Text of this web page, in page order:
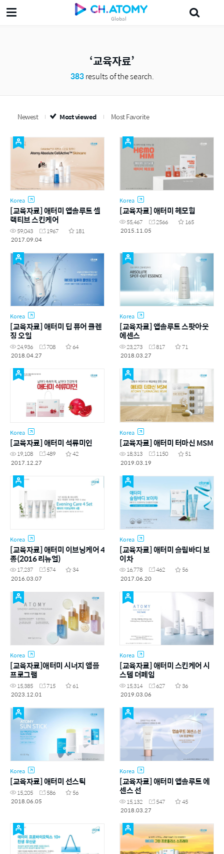
Global
교육자료
383results of the search.
Newest Most viewed Most Favorite
Korea
[교육자료] 애터미 앱솔루트 셀
랙티브 스킨케어
59,043 1967
181
2017.09.04
Korea
[교육자료] 애터미 헤모힘
55,467 2566
165
2015.11.05
Korea
[교육자료] 애터미 딥 퓨어 클렌
징 오일
24,936 708
64
2018.04.27
Korea
[교육자료] 앱솔루트 스팟아웃
에센스
23,273 817
71
2018.03.27
Korea
[교육자료] 애터미 석류미인
19,108 489
42
2017.12.27
Korea
[교육자료] 애터미 터마신 MSM
18,313 1150
51
2019.03.19
Korea
[교육자료] 애터미 이브닝케어 4
종(2016 리뉴얼)
17,237 574
34
2016.03.07
Korea
[교육자료] 애터미 슬림바디 보
이차
16,778 462
56
2017.06.20
Korea
[교육자료]애터미 시너지 앰플
프로그램
15,385 715
61
2023.12.01
Korea
[교육자료] 애터미 스킨케어 시
스템 더페임
15,314 627
36
2019.03.06
Korea
[교육자료] 애터미 선스틱
15,205 586
56
2018.06.05
Korea
[교육자료] 애터미 앱솔루트 에
센스 선
15,132 547
45
2018.03.27